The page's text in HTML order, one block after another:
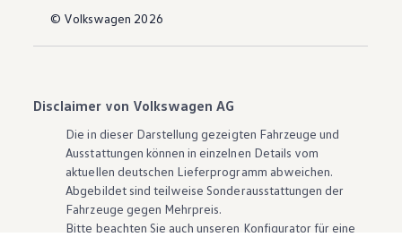
© Volkswagen 2026
Disclaimer von Volkswagen AG
Die in dieser Darstellung gezeigten Fahrzeuge und
Ausstattungen können in einzelnen Details vom
aktuellen deutschen Lieferprogramm abweichen.
Abgebildet sind teilweise Sonderausstattungen der
Fahrzeuge gegen Mehrpreis.
Bitte beachten Sie auch unseren Konfigurator für eine